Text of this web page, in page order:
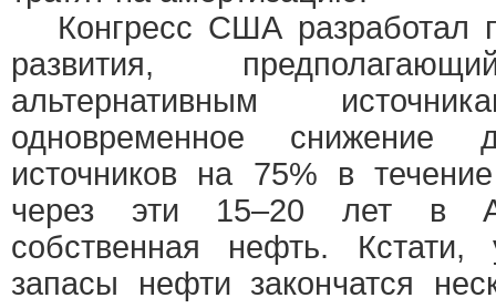
Конгресс США разработал
развития,
альтернативным
одновременное снижение
источников на 75% в
через эти 15–20 лет в
собственная нефть.
запасы нефти закончатся